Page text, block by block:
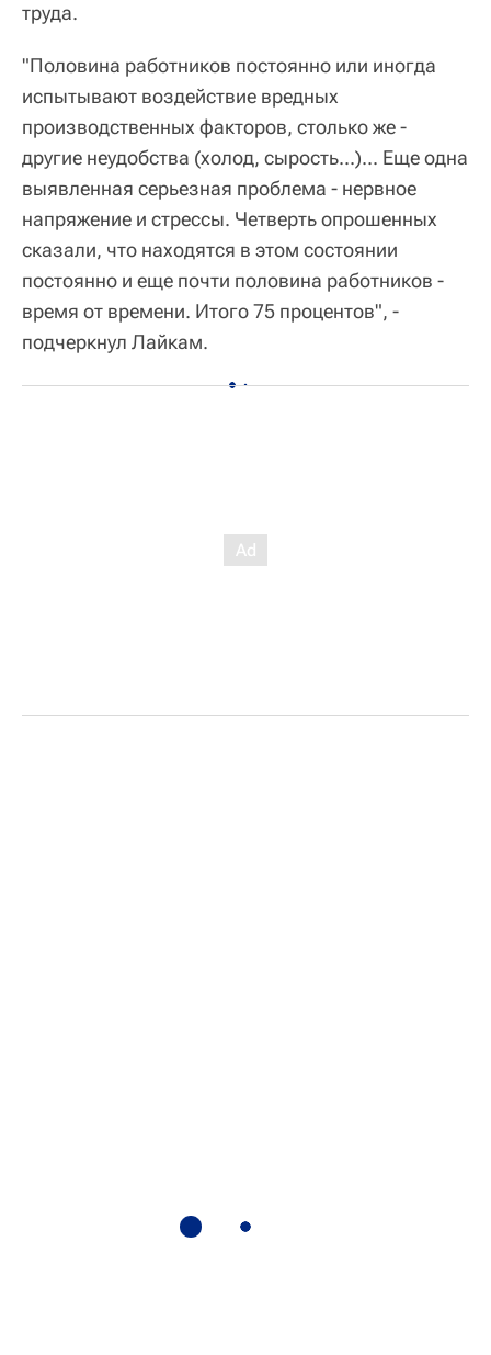
труда.
"Половина работников постоянно или иногда
испытывают воздействие вредных
производственных факторов, столько же -
другие неудобства (холод, сырость...)... Еще одна
выявленная серьезная проблема - нервное
напряжение и стрессы. Четверть опрошенных
сказали, что находятся в этом состоянии
постоянно и еще почти половина работников -
время от времени. Итого 75 процентов", -
подчеркнул Лайкам.